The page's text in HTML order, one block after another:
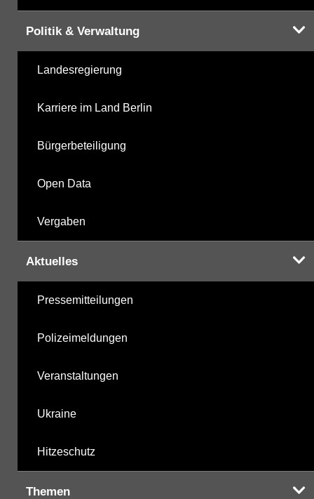
Politik & Verwaltung
Landesregierung
Karriere im Land Berlin
Bürgerbeteiligung
Open Data
Vergaben
Aktuelles
Pressemitteilungen
Polizeimeldungen
Veranstaltungen
Ukraine
Hitzeschutz
Themen